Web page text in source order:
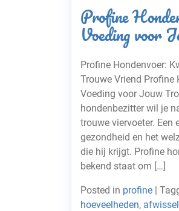
Profine
Voeding voor
Profine Hondenvoer:
Trouwe Vriend Profine
Voeding voor Jouw
hondenbezitter wil je
trouwe viervoeter. Een
gezondheid en het
die hij krijgt. Profine
bekend staat om […]
Posted in profine |
hoeveelheden,